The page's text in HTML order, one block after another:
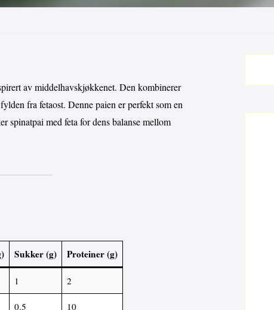
av middelhavskjøkkenet. Den kombinerer
fra fetaost. Denne paien er perfekt som en
spinatpai med feta for dens balanse mellom
Sukker (g) Proteiner (g)
1 2
0.5 10